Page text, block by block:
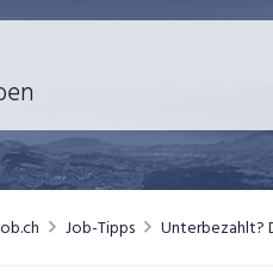
Job-Tipps Unterbezahlt?